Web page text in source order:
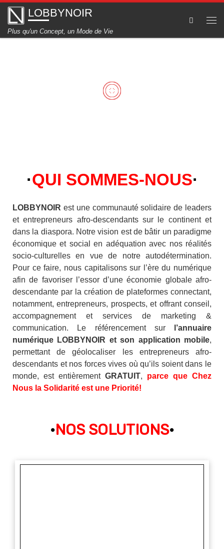
Skip to content
LOBBYNOIR
Plus qu'un Concept, un Mode de Vie
·QUI SOMMES-NOUS·
LOBBYNOIR est une communauté solidaire de leaders
et entrepreneurs afro-descendants sur le continent et
dans la diaspora. Notre vision est de bâtir un paradigme
économique et social en adéquation avec nos réalités
socio-culturelles en vue de notre autodétermination.
Pour ce faire, nous capitalisons sur l’ère du numérique
afin de favoriser l’essor d’une économie globale afro-
descendante par la création de plateformes connectant,
notamment, entrepreneurs, prospects, et offrant conseil,
accompagnement et services de marketing &
communication. Le référencement sur
l’annuaire
numérique LOBBYNOIR et son application mobile,
permettant de géolocaliser les entrepreneurs afro-
descendants et nos forces vives où qu’ils soient dans le
monde, est entièrement GRATUIT, parce que Chez
Nous la Solidarité est une Priorité!
·NOS SOLUTIONS·